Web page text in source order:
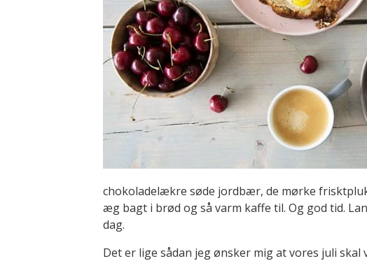
chokoladelækre søde jordbær, de mørke
æg bagt i brød og så varm kaffe til. Og god tid.
dag.
Det er lige sådan jeg ønsker mig at vores juli skal